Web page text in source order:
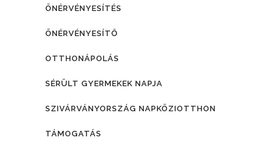
ÖNÉRVÉNYESÍTÉS
ÖNÉRVÉNYESÍTŐ
OTTHONÁPOLÁS
SÉRÜLT GYERMEKEK NAPJA
SZIVÁRVÁNYORSZÁG NAPKÖZIOTTHON
TÁMOGATÁS